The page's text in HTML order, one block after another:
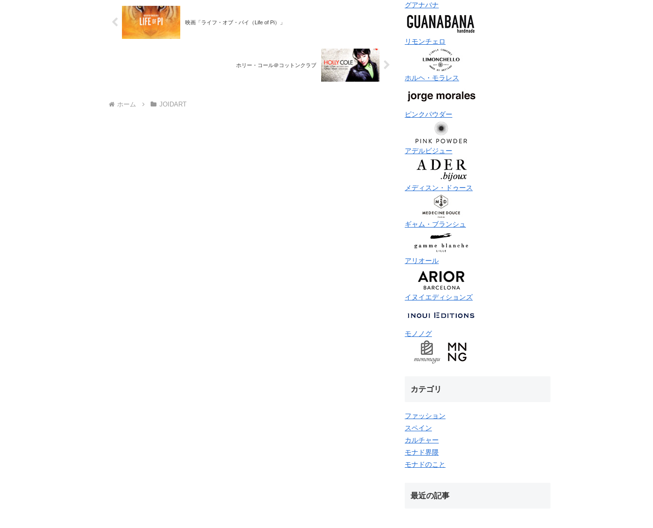
映画「ライフ・オブ・パイ（Life of Pi）」
ホリー・コール＠コットンクラブ
ホーム JOIDART
グアナバナ
リモンチェロ
ホルヘ・モラレス
ピンクパウダー
アデルビジュー
メディスン・ドゥース
ギャム・ブランシュ
アリオール
イヌイエディションズ
モノノグ
カテゴリ
ファッション
スペイン
カルチャー
モナド界隈
モナドのこと
最近の記事